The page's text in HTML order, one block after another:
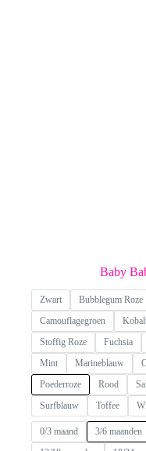
Baby
Zwart Bubblegum Roze
Camouflagegroen
Stoffig Roze
Fuchsia
Mint
Marineblauw
Poederroze
Rood
Surfblauw
Toffee
0/3 maand 3/6 maanden